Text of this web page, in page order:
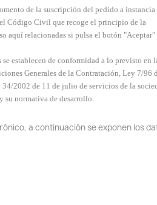
de la suscripción del pedido a instancia
Código Civil que recoge el principio de la
aquí relacionadas si pulsa el botón "Aceptar"
establecen de conformidad a lo previsto en
Generales de la Contratación, Ley 7/96
2002 de 11 de julio de servicios de la
su normativa de desarrollo.
a continuación se exponen los